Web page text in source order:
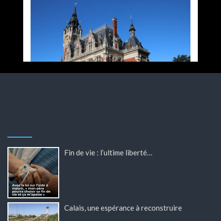
Fin de vie : l’ultime liberté…
Calais, une espérance à reconstruire